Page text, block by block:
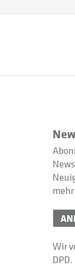
Wir
DPD.